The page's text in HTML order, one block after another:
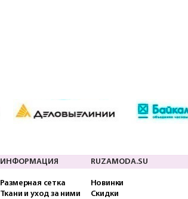
ИНФОРМАЦИЯ
Размерная сетка
Ткани и уход за ними
RUZAMODA.SU
Новинки
Скидки